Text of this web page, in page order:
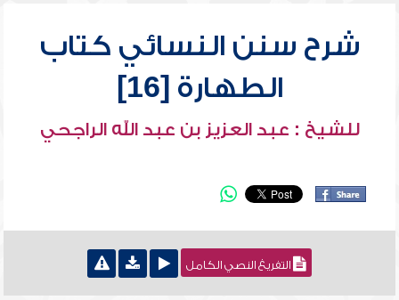
شرح سنن النسائي كتاب
الطهارة [16]
للشيخ : عبد العزيز بن عبد الله الراجحي
التفريغ النصي الكامل